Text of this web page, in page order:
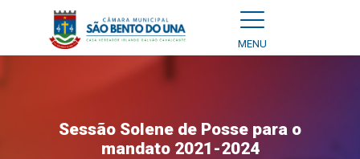
MENU
Sessão Solene de Posse para o
mandato 2021-2024